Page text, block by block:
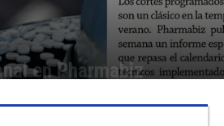
en Pharmabiz